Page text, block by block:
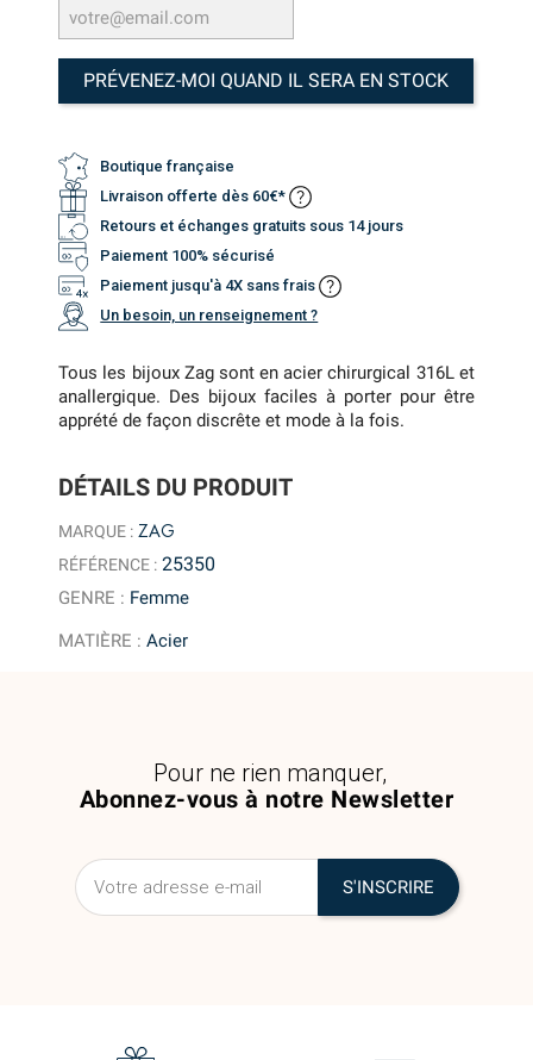
DÉTAILS DU PRODUIT
MARQUE : ZAG
RÉFÉRENCE : 25350
GENRE : Femme
MATIÈRE :Acier
PRÉVENEZ-MOI QUAND IL SERA EN STOCK
Boutique française
Livraison offerte dès 60€*
Retours et échanges gratuits sous 14 jours
Paiement 100% sécurisé
Paiement jusqu'à 4X sans frais
Un besoin, un renseignement ?
Tous les bijoux Zag sont en acier chirurgical 316L et
anallergique. Des bijoux faciles à porter pour être
apprété de façon discrête et mode à la fois.
Abonnez-vous à notre Newsletter
Pour ne rien manquer,